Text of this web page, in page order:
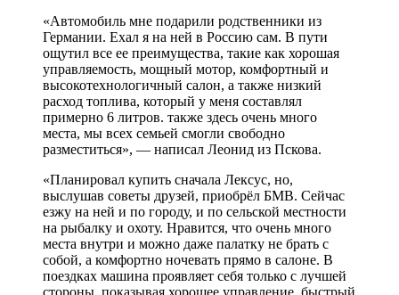
«Автомобиль мне подарили родственники из
Германии. Ехал я на ней в Россию сам. В пути
ощутил все ее преимущества, такие как хорошая
управляемость, мощный мотор, комфортный и
высокотехнологичный салон, а также низкий
расход топлива, который у меня составлял
примерно 6 литров. также здесь очень много
места, мы всех семьей смогли свободно
разместиться», — написал Леонид из Пскова.
«Планировал купить сначала Лексус, но,
выслушав советы друзей, приобрёл БМВ. Сейчас
езжу на ней и по городу, и по сельской местности
на рыбалку и охоту. Нравится, что очень много
места внутри и можно даже палатку не брать с
собой, а комфортно ночевать прямо в салоне. В
поездках машина проявляет себя только с лучшей